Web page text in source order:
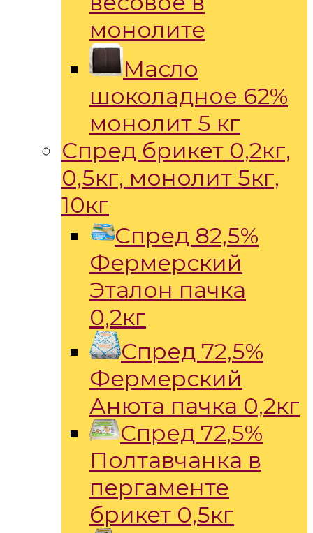
монолите
Масло
шоколадное 62%
монолит 5 кг
Спред брикет 0,2кг,
0,5кг, монолит 5кг,
10кг
Спред 82,5%
Фермерский
Эталон пачка
0,2кг
Спред 72,5%
Фермерский
Анюта пачка 0,2кг
Спред 72,5%
Полтавчанка в
пергаменте
брикет 0,5кг